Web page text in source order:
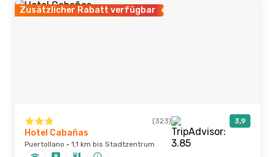
Zusätzlicher Rabatt verfügbar
(323) 3,9
Hotel Cabañas
Puertollano · 1,1 km bis Stadtzentrum